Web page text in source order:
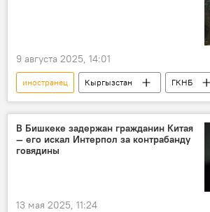
9 августа 2025, 14:01
иностранец Кыргызстан
ГКНБ
вымогательство
задержание
инвестор
В Бишкеке задержан гражданин Китая
— его искал Интерпол за контрабанду
говядины
13 мая 2025, 11:24